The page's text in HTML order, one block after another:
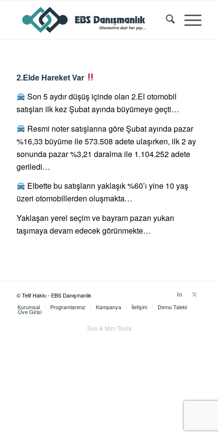
2.Elde Hareket Var
Son 5 aydır düşüş içinde olan 2.El otomobil
satışları ilk kez Şubat ayında büyümeye geçti…
Resmi noter satışlarına göre Şubat ayında pazar
%16,33 büyüme ile 573.508 adete ulaşırken, ilk 2 ay
sonunda pazar %3,21 daralma ile 1.104.252 adete
geriledi…
Elbette bu satışların yaklaşık %60’ı yine 10 yaş
üzeri otomobillerden oluşmakta…
Yaklaşan yerel seçim ve bayram pazarı yukarı
taşımaya devam edecek görünmekte…
© Telif Hakkı - EBS Danışmanlık
Kurumsal
Programlarımız Kampanya İletişim Demo Talebi
Üye Girişi
Seo & Mini Tools